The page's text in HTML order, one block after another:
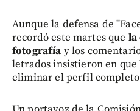
Aunque la defensa de
recordó este martes que la
fotografía y los
letrados insistieron en que
eliminar el perfil